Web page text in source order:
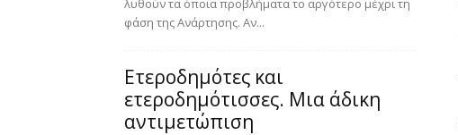
λυθούν τα όποια προβλήματα το αργότερο μέχρι τη
φάση της Ανάρτησης. Αν...
Ετεροδημότες και
ετεροδημότισσες. Μια άδικη
αντιμετώπιση